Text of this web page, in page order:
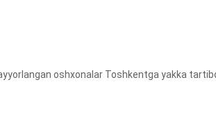
oshxonalar Toshkentga yakka